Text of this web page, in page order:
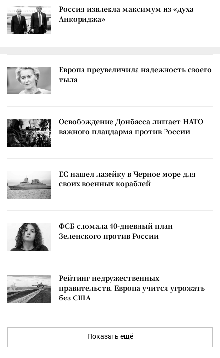
Россия извлекла максимум из «духа
Анкориджа»
Европа преувеличила надежность своего
тыла
Освобождение Донбасса лишает НАТО
важного плацдарма против России
ЕС нашел лазейку в Черное море для
своих военных кораблей
ФСБ сломала 40-дневный план
Зеленского против России
Рейтинг недружественных
правительств. Европа учится угрожать
без США
Показать ещё